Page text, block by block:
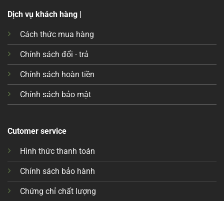
Dịch vụ khách hàng |
Cách thức mua hàng
Chính sách đổi - trả
Chính sách hoàn tiền
Chính sách bảo mật
Cutomer service
Hình thức thanh toán
Chính sách bảo hành
Chứng chỉ chất lượng